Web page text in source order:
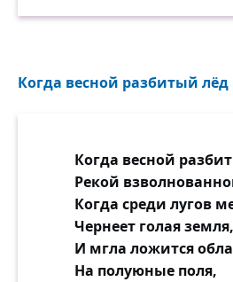
Когда весной разбитый
Когда весной
Рекой
Когда среди лугов
Чернеет голая земля,
И мгла ложится
На полуюные поля,